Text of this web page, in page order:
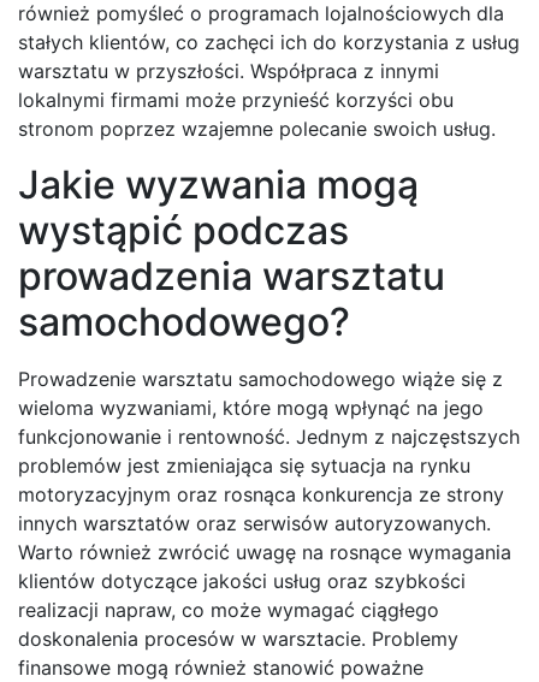
również pomyśleć o programach lojalnościowych dla
stałych klientów, co zachęci ich do korzystania z usług
warsztatu w przyszłości. Współpraca z innymi
lokalnymi firmami może przynieść korzyści obu
stronom poprzez wzajemne polecanie swoich usług.
Jakie wyzwania mogą
wystąpić podczas
prowadzenia warsztatu
samochodowego?
Prowadzenie warsztatu samochodowego wiąże się z
wieloma wyzwaniami, które mogą wpłynąć na jego
funkcjonowanie i rentowność. Jednym z najczęstszych
problemów jest zmieniająca się sytuacja na rynku
motoryzacyjnym oraz rosnąca konkurencja ze strony
innych warsztatów oraz serwisów autoryzowanych.
Warto również zwrócić uwagę na rosnące wymagania
klientów dotyczące jakości usług oraz szybkości
realizacji napraw, co może wymagać ciągłego
doskonalenia procesów w warsztacie. Problemy
finansowe mogą również stanowić poważne